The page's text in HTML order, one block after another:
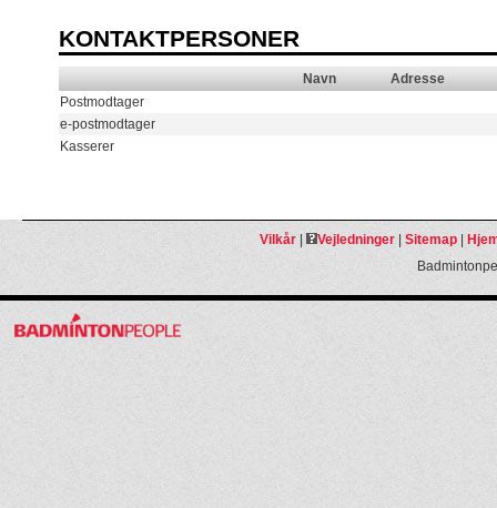
KONTAKTPERSONER
Navn
Adresse
Postmodtager
e-postmodtager
Kasserer
Vilkår| Vejledninger| Sitemap|